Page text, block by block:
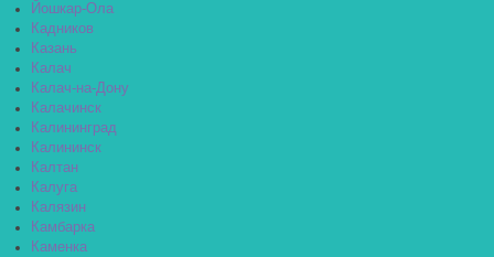
Йошкар-Ола
Кадников
Казань
Калач
Калач-на-Дону
Калачинск
Калининград
Калининск
Калтан
Калуга
Калязин
Камбарка
Каменка